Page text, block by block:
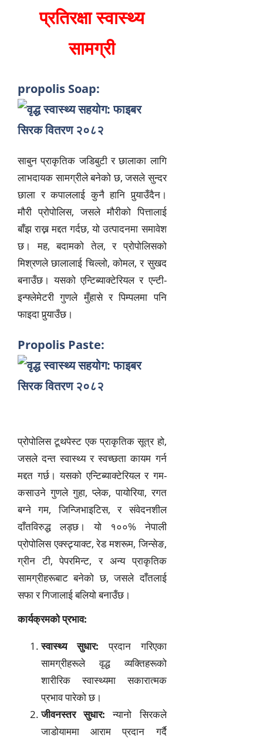
प्रतिरक्षा स्वास्थ्य
सामग्री
propolis Soap:
साबुन प्राकृतिक जडिबुटी र छालाका लागि
लाभदायक सामग्रीले बनेको छ, जसले सुन्दर
छाला र कपाललाई कुनै हानि पुर्‍याउँदैन।
मौरी प्रोपोलिस, जसले मौरीको पित्तालाई
बाँझ राख्न मद्दत गर्दछ, यो उत्पादनमा समावेश
छ। मह, बदामको तेल, र प्रोपोलिसको
मिश्रणले छालालाई चिल्लो, कोमल, र सुखद
बनाउँछ। यसको एन्टिब्याक्टेरियल र एन्टी-
इन्फ्लेमेटरी गुणले मुँहासे र पिम्पलमा पनि
फाइदा पुर्‍याउँछ।
Propolis Paste:
प्रोपोलिस टूथपेस्ट एक प्राकृतिक सूत्र हो,
जसले दन्त स्वास्थ्य र स्वच्छता कायम गर्न
मद्दत गर्छ। यसको एन्टिब्याक्टेरियल र गम-
कसाउने गुणले गुहा, प्लेक, पायोरिया, रगत
बग्ने गम, जिन्जिभाइटिस, र संवेदनशील
दाँतविरुद्ध लड्छ। यो १००% नेपाली
प्रोपोलिस एक्स्ट्र्याक्ट, रेड मशरूम, जिन्सेङ,
ग्रीन टी, पेपरमिन्ट, र अन्य प्राकृतिक
सामग्रीहरूबाट बनेको छ, जसले दाँतलाई
सफा र गिजालाई बलियो बनाउँछ।
कार्यक्रमको प्रभाव:
स्वास्थ्य सुधार: प्रदान गरिएका
सामग्रीहरूले वृद्ध व्यक्तिहरूको
शारीरिक स्वास्थ्यमा सकारात्मक
प्रभाव पारेको छ।
जीवनस्तर सुधार: न्यानो सिरकले
जाडोयाममा आराम प्रदान गर्दै